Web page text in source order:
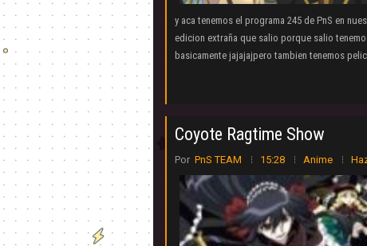
y aca tenemos el programa 245 de PnS en
edicion extraña que salio porque salio
basicamente jajajajpero tambien tenemos
Coyote Ragtime Show
Por PnS TEAM 15:28 Anime